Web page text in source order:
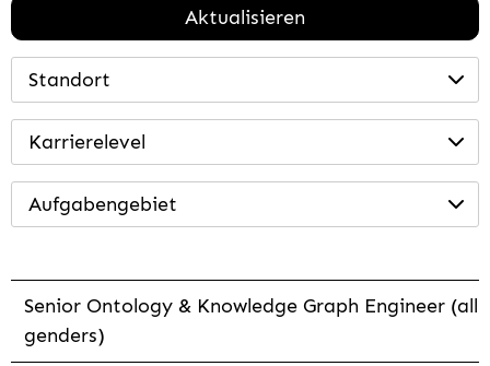
Aktualisieren
Standort
Karrierelevel
Aufgabengebiet
Senior Ontology & Knowledge Graph Engineer (all
genders)